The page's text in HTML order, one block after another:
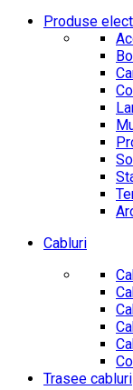
Produse
Cabluri
Trasee cabluri